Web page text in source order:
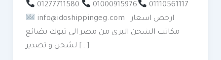
01277711580 01000915976
01110561117
info@idoshippingeg.com ارخص اسعار
مكاتب الشحن البرى من مصر الى تبوك بضائع
لشحن و تصدير […]